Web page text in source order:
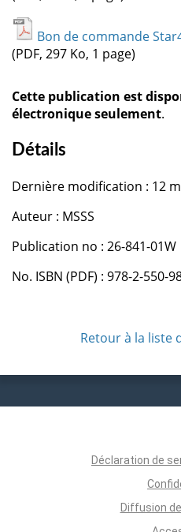
Bon de commande
(PDF, 297 Ko, 1 page)
Cette publication est
électronique seulement.
Détails
Dernière modification : 12
Auteur : MSSS
Publication no : 26-841-01W
No. ISBN (PDF) : 978-2-550-
Retour à la liste
Déclaration de
Diffusion